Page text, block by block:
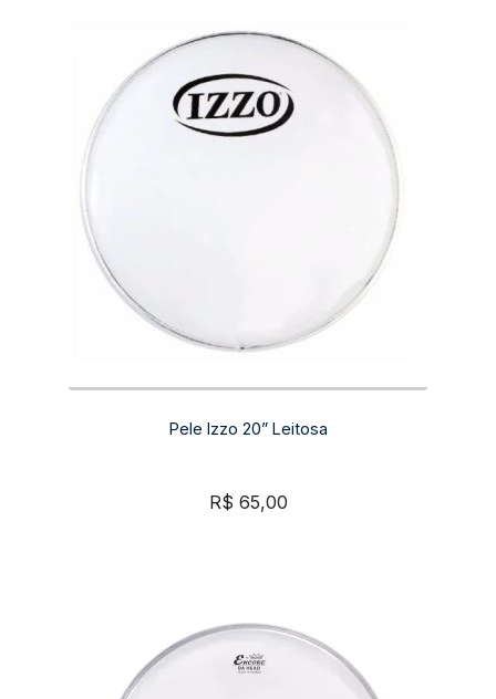
Pele Izzo 20” Leitosa
R$ 65,00